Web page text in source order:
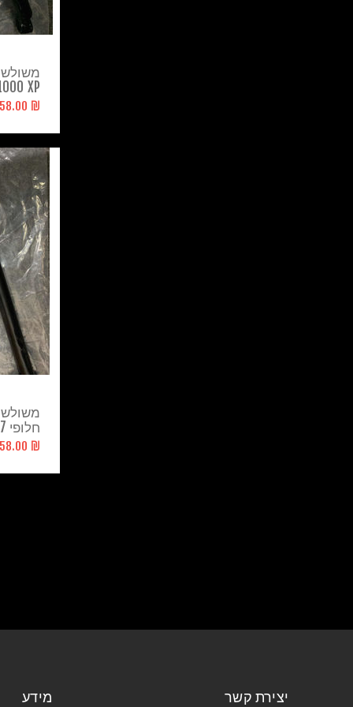
משולש
XP
₪ 1,558.00
משולש
חלופי RZR1000 XP 2017
₪ 1,558.00
יצירת קשר מידע